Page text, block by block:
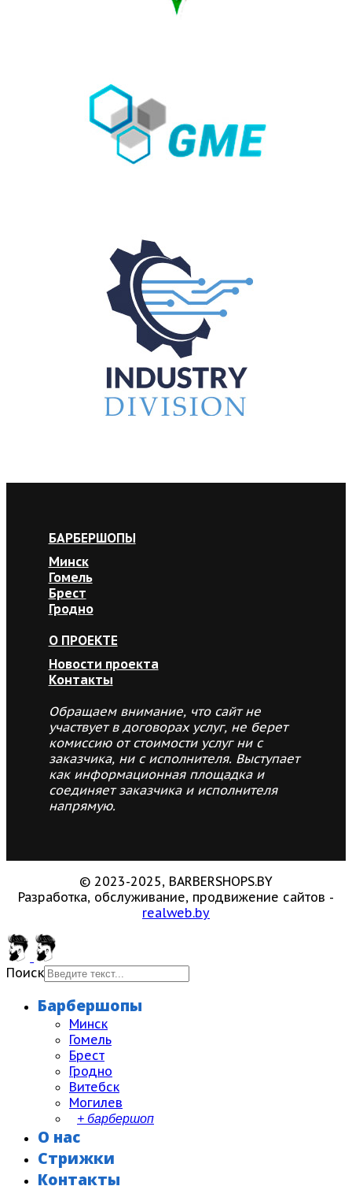
БАРБЕРШОПЫ
Минск
Гомель
Брест
Гродно
О ПРОЕКТЕ
Новости проекта
Контакты
Обращаем внимание, что сайт не
участвует в договорах услуг, не берет
комиссию от стоимости услуг ни с
заказчика, ни с исполнителя. Выступает
как информационная площадка и
соединяет заказчика и исполнителя
напрямую.
© 2023-2025, BARBERSHOPS.BY
Разработка, обслуживание, продвижение сайтов -
realweb.by
Поиск
Барбершопы
Минск
Гомель
Брест
Гродно
Витебск
Могилев
+ барбершоп
О нас
Стрижки
Контакты